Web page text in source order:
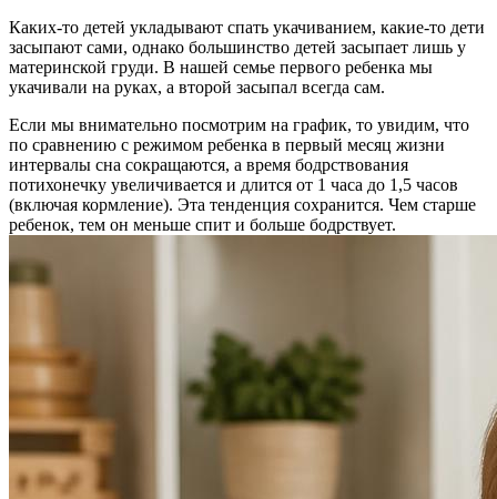
Каких-то детей укладывают спать укачиванием, какие-то дети
засыпают сами, однако большинство детей засыпает лишь у
материнской груди. В нашей семье первого ребенка мы
укачивали на руках, а второй засыпал всегда сам.
Если мы внимательно посмотрим на график, то увидим, что
по сравнению с режимом ребенка в первый месяц жизни
интервалы сна сокращаются, а время бодрствования
потихонечку увеличивается и длится от 1 часа до 1,5 часов
(включая кормление). Эта тенденция сохранится. Чем старше
ребенок, тем он меньше спит и больше бодрствует.